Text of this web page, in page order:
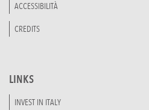
ACCESSIBILITÀ
CREDITS
LINKS
INVEST IN ITALY